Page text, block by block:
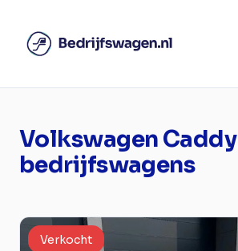
Volkswagen Caddy
bedrijfswagens
Verkocht